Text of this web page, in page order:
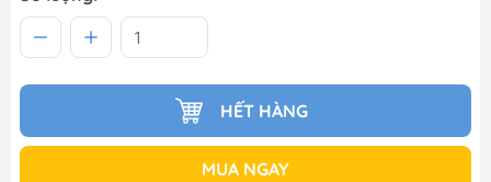
HẾT HÀNG
MUA NGAY